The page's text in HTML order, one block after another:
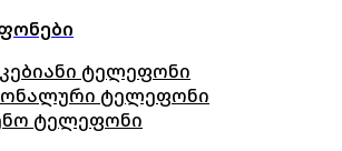
ტელეფონი
ტელეფონი
ტელეფონი